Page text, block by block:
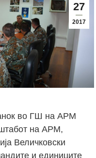
windowwindow window
27
2017
во ГШ на АРМ
на АРМ,
Величковски
и единиците